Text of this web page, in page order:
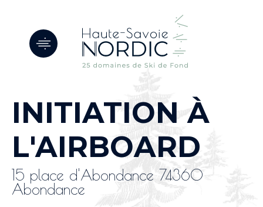
INITIATION À
L'AIRBOARD
15 place d'Abondance 74360
Abondance